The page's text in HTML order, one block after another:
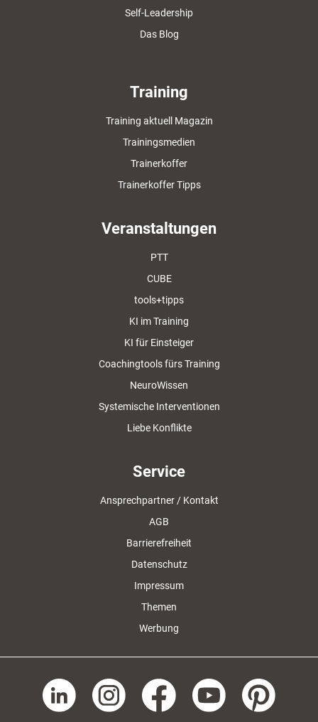
Self-Leadership
Das Blog
Training
Training aktuell Magazin
Trainingsmedien
Trainerkoffer
Trainerkoffer Tipps
Veranstaltungen
PTT
CUBE
tools+tipps
KI im Training
KI für Einsteiger
Coachingtools fürs Training
NeuroWissen
Systemische Interventionen
Liebe Konflikte
Service
Ansprechpartner / Kontakt
AGB
Barrierefreiheit
Datenschutz
Impressum
Themen
Werbung